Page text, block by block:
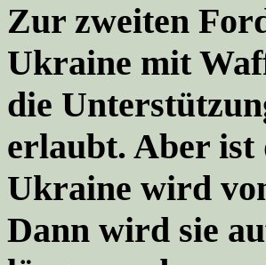
Zur zweiten
Ukraine mit
die
erlaubt. Aber ist
Ukraine wird
Dann wird sie